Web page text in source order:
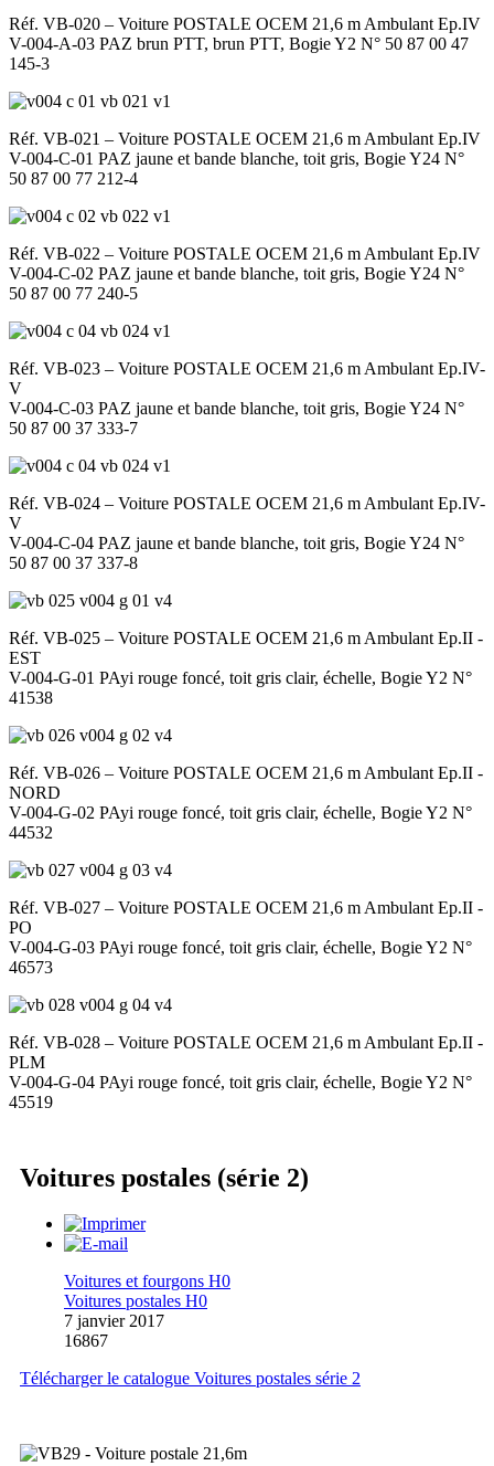
Réf. VB-020 – Voiture POSTALE OCEM 21,6 m Ambulant Ep.IV
V-004-A-03 PAZ brun PTT, brun PTT, Bogie Y2 N° 50 87 00 47
145-3
Réf. VB-021 – Voiture POSTALE OCEM 21,6 m Ambulant Ep.IV
V-004-C-01 PAZ jaune et bande blanche, toit gris, Bogie Y24 N°
50 87 00 77 212-4
Réf. VB-022 – Voiture POSTALE OCEM 21,6 m Ambulant Ep.IV
V-004-C-02 PAZ jaune et bande blanche, toit gris, Bogie Y24 N°
50 87 00 77 240-5
Réf. VB-023 – Voiture POSTALE OCEM 21,6 m Ambulant Ep.IV-
V
V-004-C-03 PAZ jaune et bande blanche, toit gris, Bogie Y24 N°
50 87 00 37 333-7
Réf. VB-024 – Voiture POSTALE OCEM 21,6 m Ambulant Ep.IV-
V
V-004-C-04 PAZ jaune et bande blanche, toit gris, Bogie Y24 N°
50 87 00 37 337-8
Réf. VB-025 – Voiture POSTALE OCEM 21,6 m Ambulant Ep.II -
EST
V-004-G-01 PAyi rouge foncé, toit gris clair, échelle, Bogie Y2 N°
41538
Réf. VB-026 – Voiture POSTALE OCEM 21,6 m Ambulant Ep.II -
NORD
V-004-G-02 PAyi rouge foncé, toit gris clair, échelle, Bogie Y2 N°
44532
Réf. VB-027 – Voiture POSTALE OCEM 21,6 m Ambulant Ep.II -
PO
V-004-G-03 PAyi rouge foncé, toit gris clair, échelle, Bogie Y2 N°
46573
Réf. VB-028 – Voiture POSTALE OCEM 21,6 m Ambulant Ep.II -
PLM
V-004-G-04 PAyi rouge foncé, toit gris clair, échelle, Bogie Y2 N°
45519
Voitures postales (série 2)
Voitures et fourgons H0
Voitures postales H0
7 janvier 2017
16867
Télécharger le catalogue Voitures postales série 2